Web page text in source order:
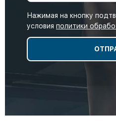
Нажимая на кнопку
условия политики